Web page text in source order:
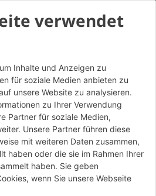
verwendet
Inhalte und Anzeigen zu
für soziale Medien anbieten zu
unsere Website zu analysieren.
zu Ihrer Verwendung
Partner für soziale Medien,
Unsere Partner führen diese
mit weiteren Daten zusammen,
haben oder die sie im Rahmen Ihrer
haben. Sie geben
wenn Sie unsere Webseite